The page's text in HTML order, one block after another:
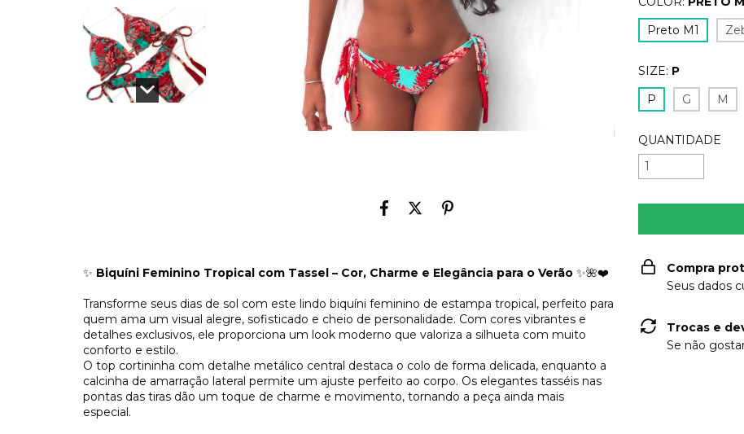
✨ Biquíni Feminino Tropical com Tassel – Cor, Charme e Elegância para o Verão ✨🌺❤️
Transforme seus dias de sol com este lindo biquíni feminino de estampa tropical, perfeito para
quem ama um visual alegre, sofisticado e cheio de personalidade. Com cores vibrantes e
detalhes exclusivos, ele proporciona um look moderno que valoriza a silhueta com muito
conforto e estilo.
O top cortininha com detalhe metálico central destaca o colo de forma delicada, enquanto a
calcinha de amarração lateral permite um ajuste perfeito ao corpo. Os elegantes tasséis nas
pontas das tiras dão um toque de charme e movimento, tornando a peça ainda mais
especial.
Preto M1
SIZE: P
P
G M
QUANTIDADE
Compra
Seus dados
Trocas e
Se não